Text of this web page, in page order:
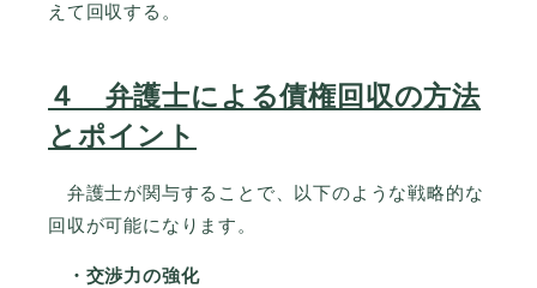
えて回収する。
４ 弁護士による債権回収の方法
とポイント
弁護士が関与することで、以下のような戦略的な
回収が可能になります。
・交渉力の強化